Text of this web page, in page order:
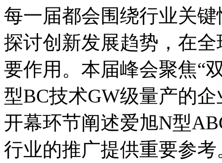
每一届都会围绕行业关
探讨创新发展趋势，在
要作用。本届峰会聚焦“
型BC技术GW级量产的
开幕环节阐述爱旭N型
行业的推广提供重要参考